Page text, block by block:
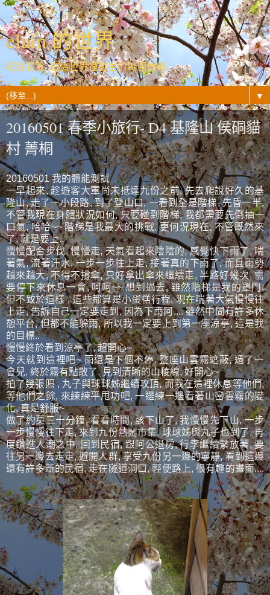
elain 的世界
紀錄著我- 在這世界裡發生的每個情緒...
▼
20160501 春季小旅行- D4 基隆山 侯硐貓
村 菁桐
20160501 我的體能測試
一早起來, 趁遊客大軍尚未抵達九份之前, 先去爬說好久的基
隆山, 走了一小段路, 到了登山口, 一看到全是階梯, 先昏一半,
不管我現在身體狀況如何, 只要碰到階梯, 我都需要先倒抽一
口氣, 哈哈~~ 階梯是我最大的挑戰, 更何況現在, 不管既然來
了, 就是要上..
慢慢配合步伐, 慢慢走, 天氣看起來陰陰的, 感覺快下雨了, 喘
著氣, 流著汗水, 一步一步往上走, 接著真的下雨了, 而且雨勢
越來越大, 不得不撐傘, 只好拿出傘來繼續走, 半路好幾次, 需
要停下來休息一會, 呵呵~~ 想到過去, 雖然階梯是我的罩門,
但不致於這樣 , 這些都算是小蛋糕行程, 現在喘著大氣慢慢往
上走, 告訴自己一定要走到, 因為下雨阿.... 雖然中間有許多休
憩平台, 但都不能躲雨, 所以我一定要上到第一座涼亭, 這是我
的目標..
慢慢終於看到涼亭了, 超開心~
今天就到這裡吧~ 雨還是下個不停, 整座山雲霧遮蔽, 過了一
會兒, 終於霧有點散了, 見到清晰的山稜線, 好開心~
拍了幾張照 , 丸子與球球姊繼續攻頂, 而我在這裡休息等他們,
等他們之餘, 來練練平甩功吧, 一邊練一邊看著山巒雲霧的變
化, 真是舒服~
做了約莫三十分鐘, 看看時間, 該下山了, 我慢慢先下山, 一步
一步慢慢往下走, 來到九份熱鬧市集, 球球姊與丸子也到了, 再
度鑽進人潮之中, 回到民宿, 跟阿公退房, 行李繼續繫放著, 要
往另一邊去走走, 避開人群, 享受九份另一邊的寧靜, 看到這邊
還有許多新的民宿, 走在隧道洞口, 輕便路上, 很有趣的畫面....